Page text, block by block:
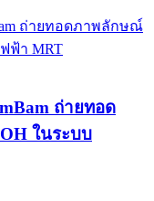
ถ่ายทอด
ในระบบ